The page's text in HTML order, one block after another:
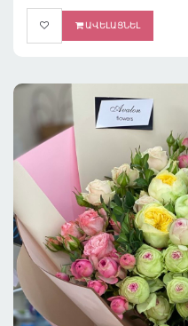
ԱՎԵԼԱՑՆԵԼ